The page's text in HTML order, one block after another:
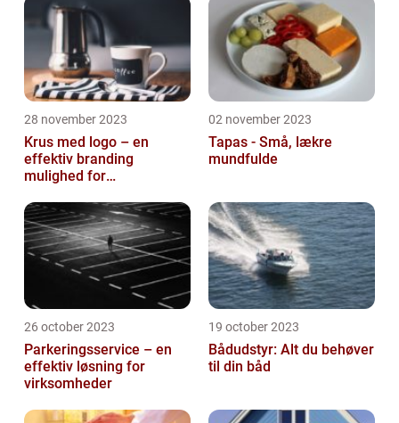
28 november 2023
Krus med logo – en
effektiv branding
mulighed for
02 november 2023
Tapas - Små, lækre
mundfulde
26 october 2023
Parkeringsservice – en
effektiv løsning for
virksomheder
19 october 2023
Bådudstyr: Alt du behøver
til din båd